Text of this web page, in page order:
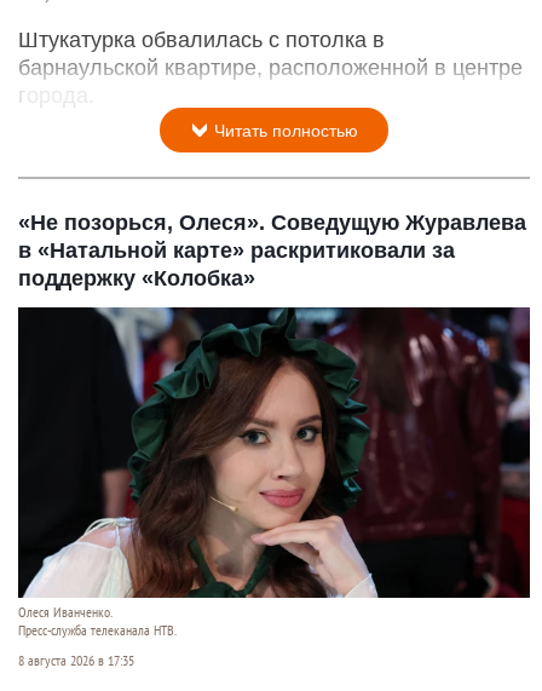
Штукатурка обвалилась с потолка в
барнаульской квартире, расположенной в центре
города.
Читать полностью
«Не позорься, Олеся». Соведущую Журавлева
в «Натальной карте» раскритиковали за
поддержку «Колобка»
Олеся Иванченко.
Пресс-служба телеканала НТВ.
8 августа 2026 в 17:35